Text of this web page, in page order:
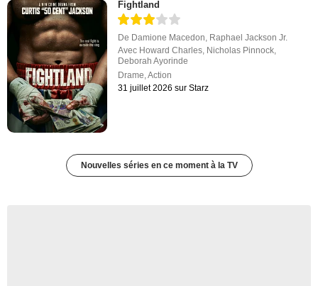
Fightland
De Damione Macedon, Raphael Jackson Jr.
Avec Howard Charles, Nicholas Pinnock,
Deborah Ayorinde
Drame,Action
31 juillet 2026 sur Starz
Nouvelles séries en ce moment à la TV